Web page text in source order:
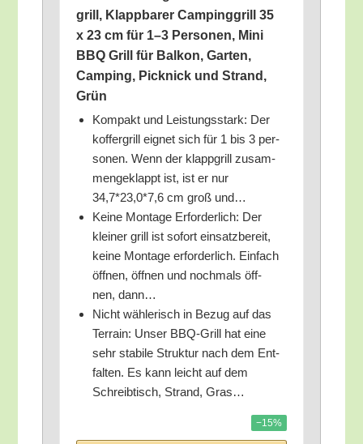
grill, Klapp­ba­rer Cam­ping­grill 35
x 23 cm für 1–3 Per­so­nen, Mini
BBQ Grill für Bal­kon, Gar­ten,
Cam­ping, Pick­nick und Strand,
Grün
Kom­pakt und Leis­tungs­stark: Der
kof­fer­grill eig­net sich für 1 bis 3 per­
so­nen. Wenn der klapp­grill zusam­
men­ge­klappt ist, ist er nur
34,7*23,0*7,6 cm groß und…
Kei­ne Mon­ta­ge Erfor­der­lich: Der
klei­ner grill ist sofort ein­satz­be­reit,
kei­ne Mon­ta­ge erfor­der­lich. Ein­fach
öff­nen, öff­nen und noch­mals öff­
nen, dann…
Nicht wäh­le­risch in Bezug auf das
Ter­rain: Unser BBQ-Grill hat eine
sehr sta­bi­le Struk­tur nach dem Ent­
fal­ten. Es kann leicht auf dem
Schreib­tisch, Strand, Gras…
−15%